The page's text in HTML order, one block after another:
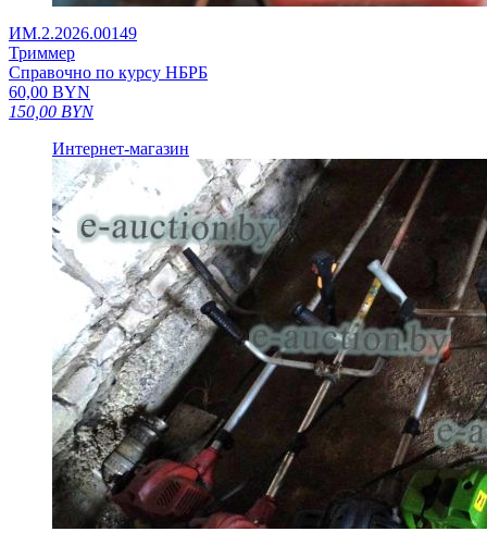
ИМ.2.2026.00149
Триммер
Справочно по курсу НБРБ
60,00 BYN
150,00 BYN
Интернет-магазин